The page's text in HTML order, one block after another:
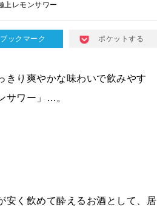
上レモンサワー
ブックマーク ポケットする
きり爽やかな味わいで飲みやす
サワー」…。
く飲めて酔えるお酒として、居